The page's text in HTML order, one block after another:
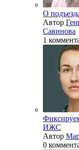
О
Автор
Савинова
1
ИЖС
Автор
0